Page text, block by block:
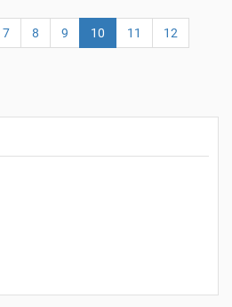
7 8 9 10 11 12